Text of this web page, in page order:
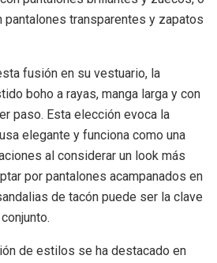
transparentes y zapatos
fusión en su vestuario, la
boho a rayas, manga larga y con
paso. Esta elección evoca la
elegante y funciona como una
al considerar un look más
por pantalones acampanados en
de tacón puede ser la clave
de estilos se ha destacado en